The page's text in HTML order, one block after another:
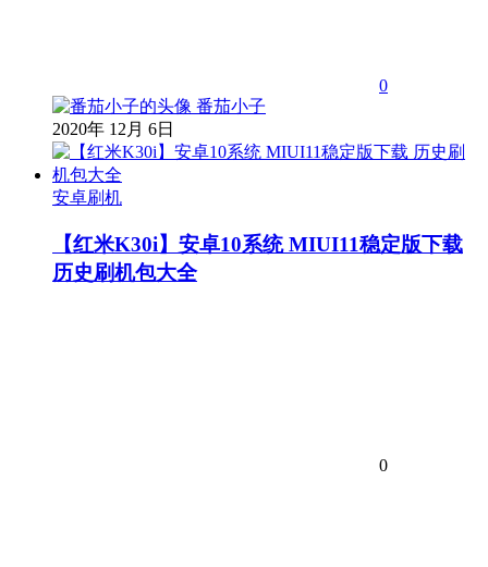
0
番茄小子
2020年 12月 6日
安卓刷机
【红米K30i】安卓10系统 MIUI11稳定版下载
历史刷机包大全
0